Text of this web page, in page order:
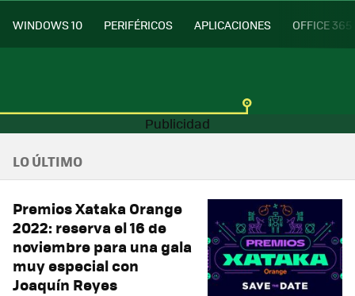
WINDOWS 10 PERIFÉRICOS APLICACIONES OFFICE 365
LO ÚLTIMO
Premios Xataka Orange
2022: reserva el 16 de
noviembre para una gala
muy especial con
Joaquín Reyes